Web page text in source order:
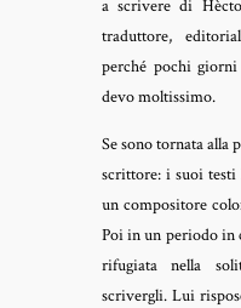
a scrivere di
traduttore,
perché pochi
devo moltissimo.
Se sono tornata alla
scrittore: i suoi testi
un compositore
Poi in un periodo in
rifugiata nella
scrivergli. Lui